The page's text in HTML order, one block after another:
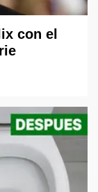
con el